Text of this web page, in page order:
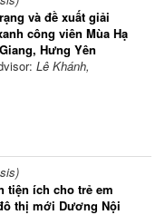
và đề xuất giải
công viên Mùa Hạ
Hưng Yên
Lê Khánh,
tiện ích cho trẻ em
thị mới Dương Nội